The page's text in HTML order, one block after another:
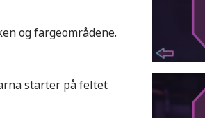
og fargeområdene.
starter på feltet